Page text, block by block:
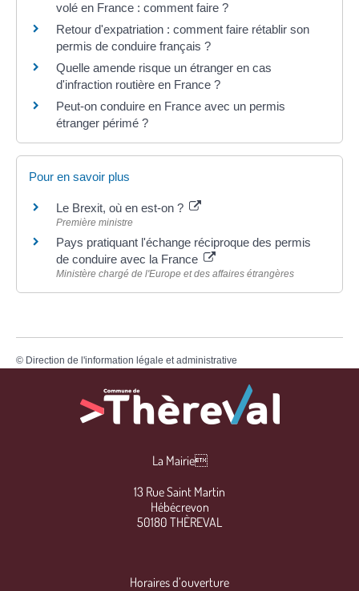
volé en France : comment faire ?
Retour d'expatriation : comment faire rétablir son
permis de conduire français ?
Quelle amende risque un étranger en cas
d'infraction routière en France ?
Peut-on conduire en France avec un permis
étranger périmé ?
Pour en savoir plus
Le Brexit, où en est-on ?
Première ministre
Pays pratiquant l'échange réciproque des permis
de conduire avec la France
Ministère chargé de l'Europe et des affaires étrangères
© Direction de l'information légale et administrative
La Mairie
13 Rue Saint Martin
Hébécrevon
50180 THÈREVAL
Horaires d’ouverture